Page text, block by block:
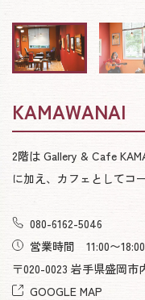
KAMAWANAI
2階は Gallery & Cafe
に加え、カフェとしてコ
080-6162-5046
営業時間 11:00〜18:00
〒020-0023 岩手県盛岡市
GOOGLE MAP